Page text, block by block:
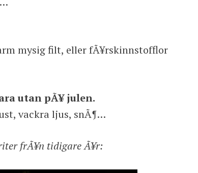
mysig filt, eller fÃ¥rskinnstofflor
utan pÃ¥ julen.
vackra ljus, snÃ¶…
frÃ¥n tidigare Ã¥r: